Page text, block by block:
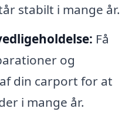
stabilt i mange år.
Få
og
din carport for at
i mange år.